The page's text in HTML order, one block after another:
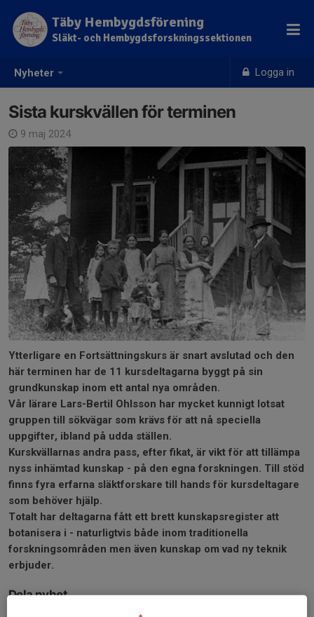
Nyheter Logga in
Täby Hembygdsförening
Släkt- och Hembygdsforskningssektionen
Sista kurskvällen för terminen
9 maj 2024
Ytterligare en Fortsättningskurs är snart avslutad och den
här terminen har de 11 kursdeltagarna byggt på sin
grundkunskap inom ett antal nya områden.
Vår lärare Lars-Bertil Ohlsson har mycket kunnigt lotsat
gruppen till sökvägar som krävs för att nå speciella
uppgifter, ibland på udda ställen.
Kurskvällarnas andra pass, efter fikat, är vikt för att tillämpa
nyss inhämtad kunskap - på den egna forskningen. Till stöd
finns fyra erfarna släktforskare till hands för kursdeltagare
som behöver hjälp.
Totalt har deltagarna fått ett brett kunskapsregister att
botanisera i - naturligtvis både inom traditionella
forskningsområden men även kunskap om vad ny teknik
erbjuder.
Dela nyhet